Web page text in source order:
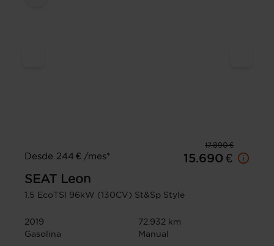
17.890 €
Desde 244 € /mes*
15.690 €
SEAT Leon
1.5 EcoTSI 96kW (130CV) St&Sp Style
2019
72.932 km
Gasolina
Manual